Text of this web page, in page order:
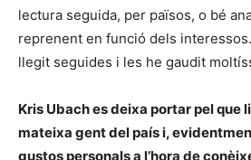
lectura seguida, per països, o bé
reprenent en funció dels
llegit seguides i les he gaudit
Kris Ubach es deixa portar pel que
mateixa gent del país i,
gustos personals a l’hora de